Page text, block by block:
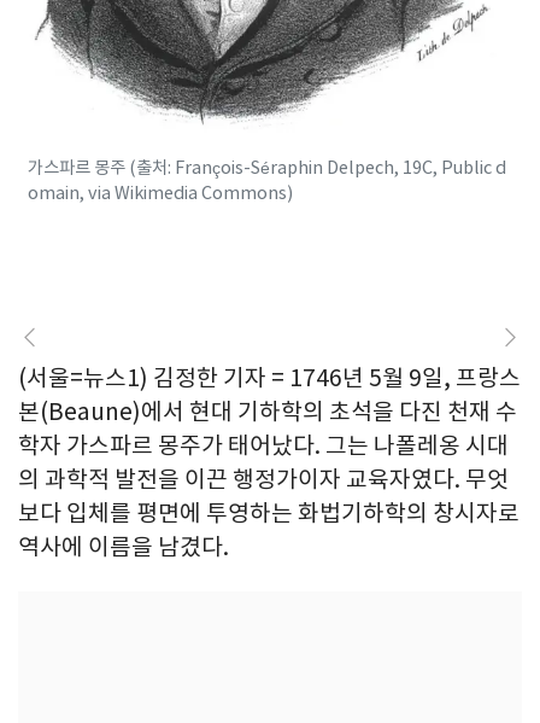
가스파르 몽주 (출처: François-Séraphin Delpech, 19C, Public d
omain, via Wikimedia Commons)
(서울=뉴스1) 김정한 기자 = 1746년 5월 9일, 프랑스
본(Beaune)에서 현대 기하학의 초석을 다진 천재 수
학자 가스파르 몽주가 태어났다. 그는 나폴레옹 시대
의 과학적 발전을 이끈 행정가이자 교육자였다. 무엇
보다 입체를 평면에 투영하는 화법기하학의 창시자로
역사에 이름을 남겼다.